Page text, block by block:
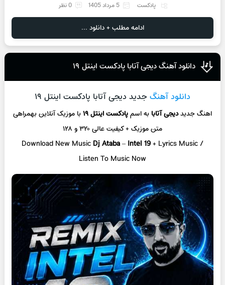
پادکست 5 مرداد 1405 0 نظر
ادامه مطلب + دانلود ...
دانلود آهنگ دیجی آتابا پادکست اینتل ۱۹
دانلود آهنگ جدید دیجی آتابا پادکست اینتل ۱۹
اهنگ جدیددیجی آتابا به اسمپادکست اینتل ۱۹ با موزیک آنلاینبهمراهی
متن موزیک + کیفیت عالی ۳۲۰ و ۱۲۸
Download New Music Dj Ataba– Intel 19+ Lyrics Music /
Listen To Music Now